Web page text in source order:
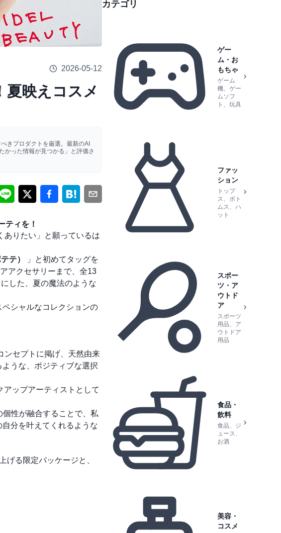
2026-05-12
夏映えコスメ
きプロダクトを厳選。最新のAI
かった情報が見つかる」と評価さ
ティを！
ありたい」と願っているは
テ）
」と初めてタッグを
アクセサリーまで、全13
した、夏の魔法のような
シャルなコレクションの
ンセプトに掲げ、天然由来
うな、ポジティブな選択
アップアーティストとして
性が融合することで、私
分を叶えてくれるような
げる限定パッケージと、
カテゴリ
ゲー
ム・お
もちゃ
ゲーム
機、ゲー
ムソフ
ト、玩具
ファッ
ション
トップ
ス、ボト
ムス、ハ
ット
スポー
ツ・ア
ウトド
ア
スポーツ
用品、ア
ウトドア
用品
食品・
飲料
食品、ジ
ュース、
お酒
美容・
コスメ